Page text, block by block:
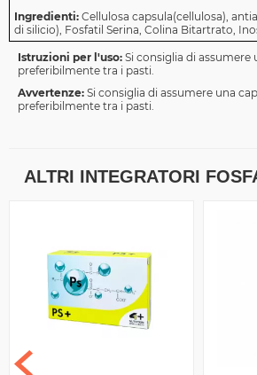
Ingredienti: Cellulosa capsula(cellulosa),
di silicio), Fosfatil Serina, Colina Bitartrato,
Istruzioni per l'uso: Si consiglia di assumere
preferibilmente tra i pasti.
Avvertenze: Si consiglia di assumere una
preferibilmente tra i pasti.
ALTRI INTEGRATORI